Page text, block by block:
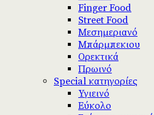
Finger Food
Street Food
Μεσημεριανό
Μπάρμπεκιου
Ορεκτικά
Πρωινό
Special κατηγορίες
Υγιεινό
Εύκολο